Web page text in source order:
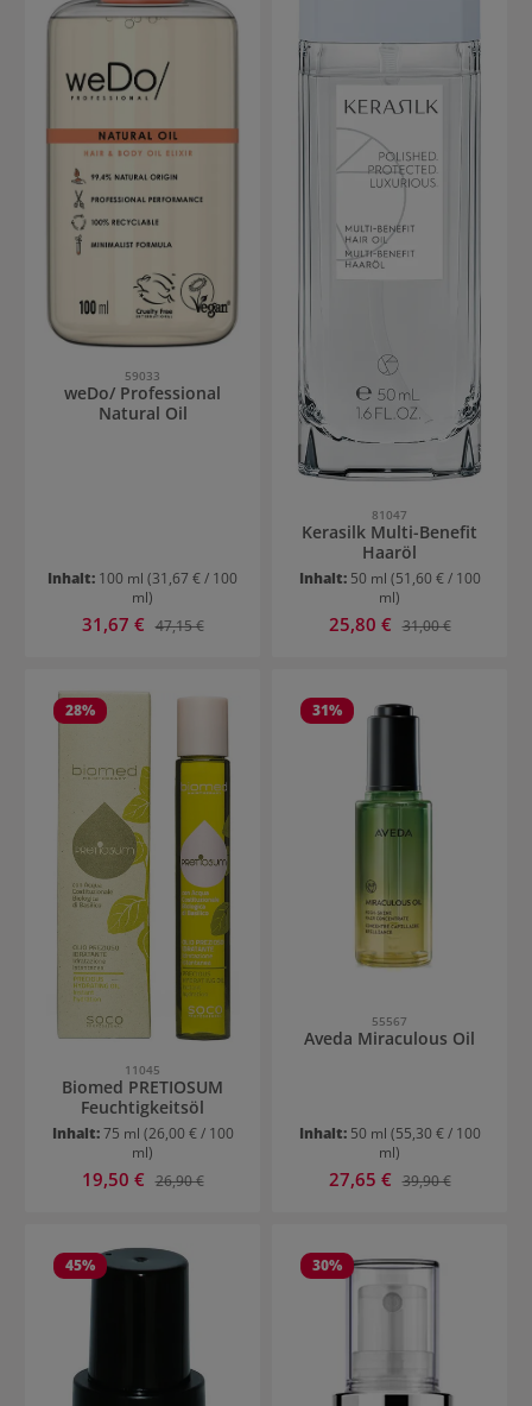
59033
weDo/ Professional
Natural Oil
Inhalt: 100 ml (31,67 € / 100
ml)
Verkaufspreis:
31,67 € Regulärer Preis:
47,15 €
81047
Kerasilk Multi-Benefit
Haaröl
Inhalt: 50 ml (51,60 € / 100
ml)
Verkaufspreis:
25,80 € Regulärer Preis:
31,00 €
28%
11045
Biomed PRETIOSUM
Feuchtigkeitsöl
Inhalt:75 ml (26,00 € / 100
ml)
Verkaufspreis:
19,50 € Regulärer Preis:
26,90 €
31%
55567
Aveda Miraculous Oil
Inhalt: 50 ml (55,30 € / 100
ml)
Verkaufspreis:
27,65 € Regulärer Preis:
39,90 €
45% 30%